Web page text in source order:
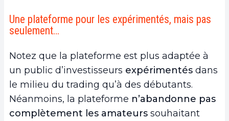
Une plateforme pour les expérimentés, mais pas
seulement…
Notez que la plateforme est plus adaptée à
un public d’investisseurs expérimentés dans
le milieu du trading qu’à des débutants.
Néanmoins, la plateforme n’abandonne pas
complètement les amateurs souhaitant